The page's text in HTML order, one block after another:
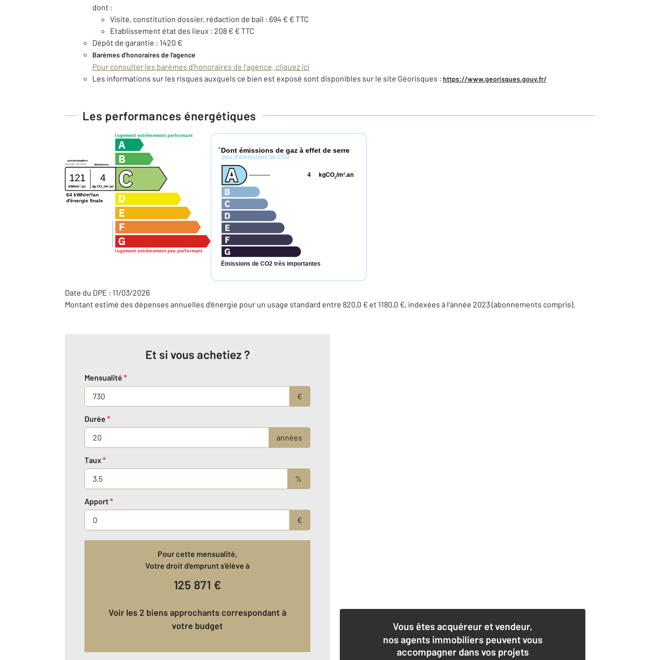
dont :
Visite, constitution dossier, rédaction de bail : 694 € € TTC
Etablissement état des lieux : 208 € € TTC
Dépôt de garantie : 1420 €
Barèmes d'honoraires de l'agence
Pour consulter les barèmes d'honoraires de l'agence, cliquez ici
Les informations sur les risques auxquels ce bien est exposé sont disponibles sur le site Géorisques : https://www.georisques.gouv.fr/
Les performances énergétiques
logement extrêmement performant
logement extrêmement peu performant
consommation
émissions
(énergie primaire)
121 4
kWh/m 2 .an kg CO2/m2 .an
64 kWh/m²/an
d'énergie finale
* Dont émissions de gaz à effet de serre
peu d'émissions de CO2
Émissions de CO2 très importantes
kgCO2/m2.an
4
Date du DPE : 11/03/2026
Montant estimé des dépenses annuelles d'énergie pour un usage standard entre 820,0 € et 1180,0 €, indexées à l'année 2023 (abonnements compris).
Et si vous achetiez ?
Mensualité *
€
Durée *
années
Taux*
%
Apport*
€
Pour cette mensualité,
Votre droit d'emprunt s'élève à
125 871 €
Voir les 2 biens approchants correspondant à
votre budget
Vous êtes acquéreur et vendeur,
nos agents immobiliers peuvent vous
accompagner dans vos projets